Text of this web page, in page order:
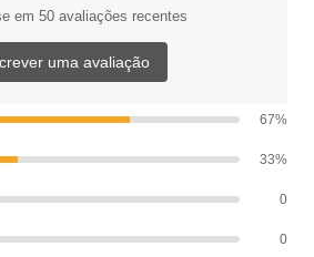
em 50 avaliações recentes
uma avaliação
67%
33%
0
0